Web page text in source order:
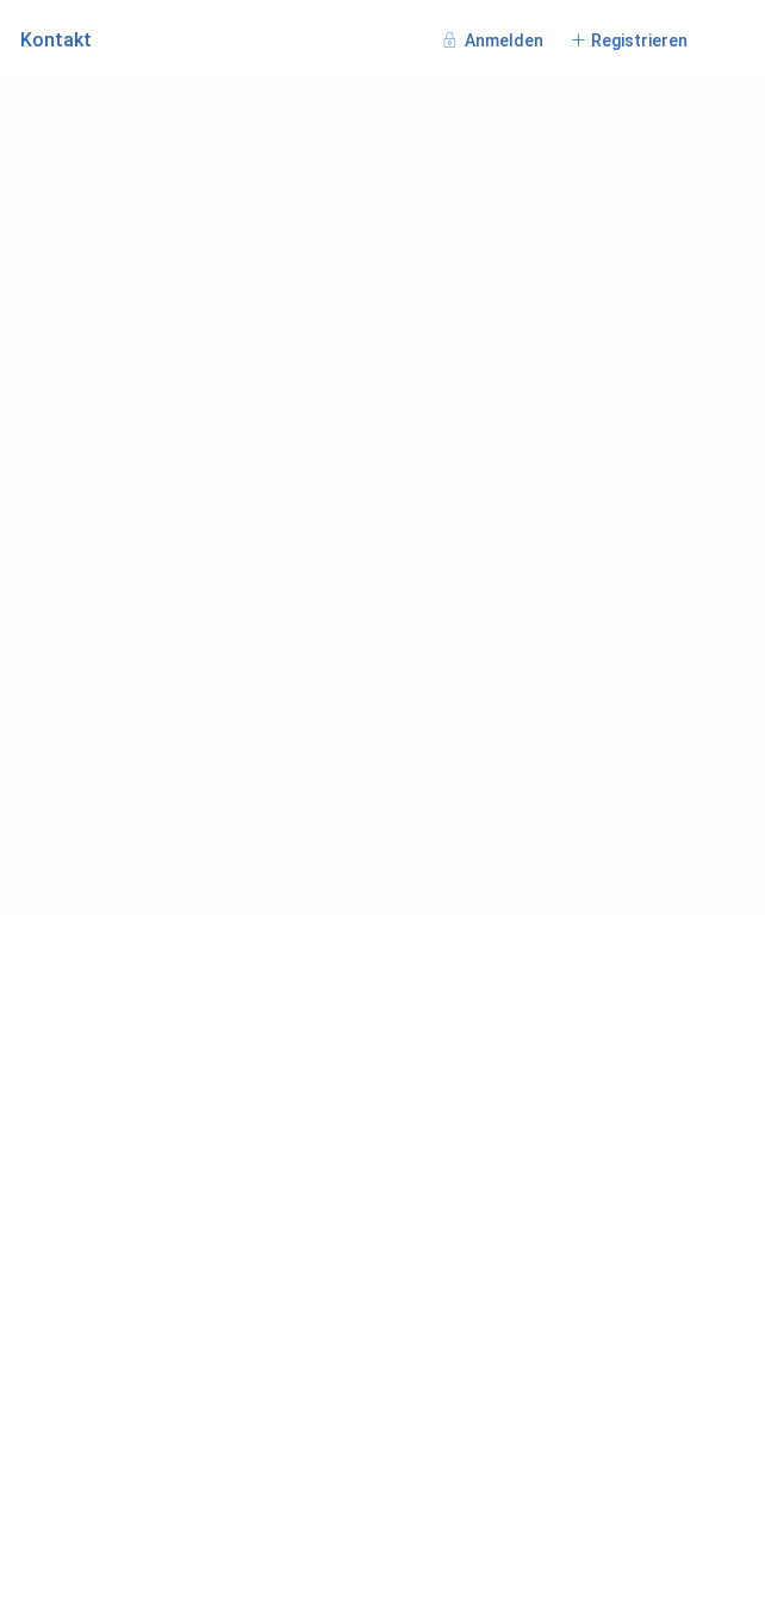
Anmelden Registrieren
Kontakt